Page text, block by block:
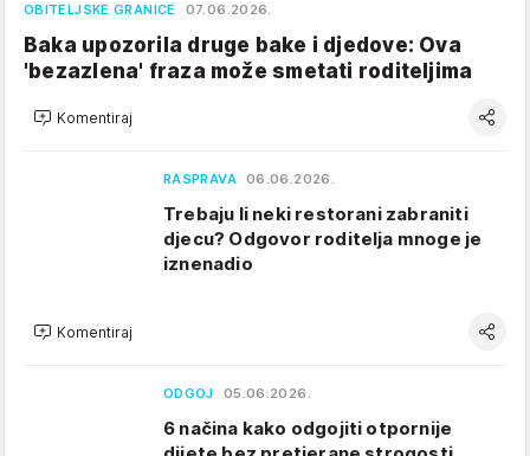
OBITELJSKE GRANICE 07.06.2026.
Baka upozorila druge bake i djedove: Ova
'bezazlena' fraza može smetati roditeljima
Komentiraj
RASPRAVA 06.06.2026.
Trebaju li neki restorani zabraniti
djecu? Odgovor roditelja mnoge je
iznenadio
Komentiraj
ODGOJ 05.06.2026.
6 načina kako odgojiti otpornije